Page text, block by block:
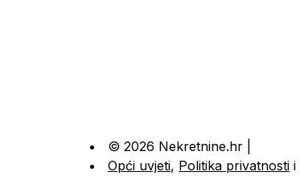
© 2026 Nekretnine.hr |
Opći uvjeti, Politika privatnosti i